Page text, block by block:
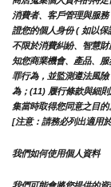
消費者、客戶管理與服
證您的個人身份 ( 如以
不限於消費糾紛、智慧
知您商業機會、產品、
罪行為，並監測遵法風
為；(11) 履行條款與細
集當時取得您同意之目的
[注意：請務必列出適用
我們如何使用個人資料